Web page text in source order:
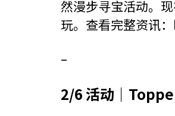
然漫步寻宝活动。
玩。查看完整资讯：
–
2/6 活动｜